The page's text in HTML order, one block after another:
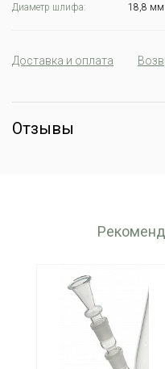
Диаметр шлифа: 18,8 мм
Доставка и оплата
Отзывы